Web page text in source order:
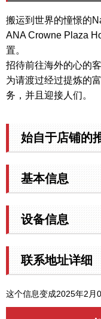
搬运到世界的憧憬的
ANA Crowne Plaza
置。
招待前往海外的心的客
为请渡过经过提炼的
务，并且迎接人们。
始自于店铺的
基本信息
设备信息
联系地址详细
这个信息变成2025年2月